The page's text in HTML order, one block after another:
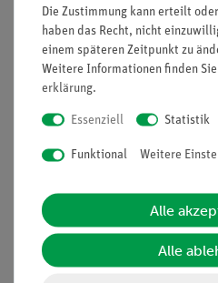
Vorteile
Versuch ist Teil einer
Versuchen in
geeignet ist.
Mit detaillierten
Besonders geeignet bei
minimale
Die Zustimmung kann erteilt
haben das Recht, nicht
einem späteren Zeitpunkt zu
Weitere Informationen finden
erklärung.
Essenziell Statistik
Funktional Weitere
Alle
Alle